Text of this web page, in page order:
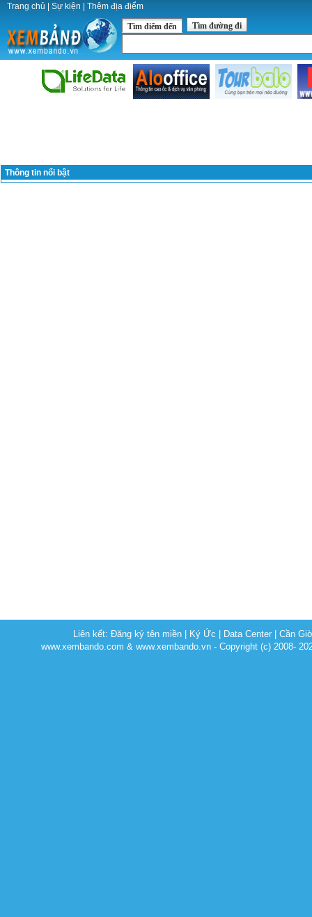
Trang chủ Sự kiện Thêm địa điểm
Tìm điểm đến Tìm đường đi
Thông tin nổi bật
Liên kết:Đăng ký tên miền Ký Ức Data Center |Cần
www.xembando.com & www.xembando.vn - Copyright (c) 2008-